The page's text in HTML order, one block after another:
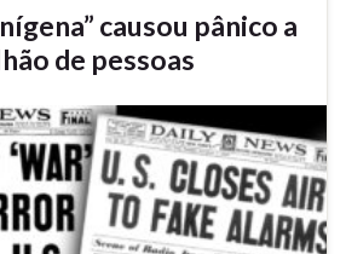
causou pânico a
de pessoas